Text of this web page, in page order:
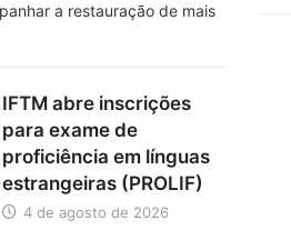
a restauração de mais
IFTM abre inscrições
para exame de
proficiência em línguas
estrangeiras (PROLIF)
4 de agosto de 2026